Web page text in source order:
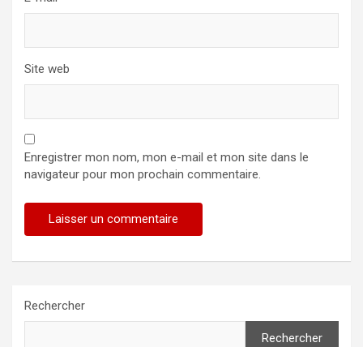
Site web
Enregistrer mon nom, mon e-mail et mon site dans le
navigateur pour mon prochain commentaire.
Rechercher
Rechercher